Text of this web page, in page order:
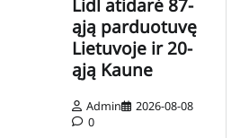
Lidl atidarė 87-
ąją parduotuvę
Lietuvoje ir 20-
ąją Kaune
Admin
2026-08-08
0